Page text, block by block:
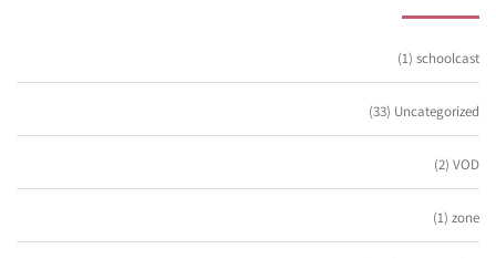
schoolcast
(1)
Uncategorized
(33)
VOD
(2)
zone
(1)